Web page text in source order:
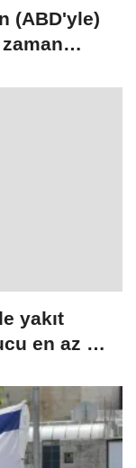
(ABD'yle)
yakıt
en az 20